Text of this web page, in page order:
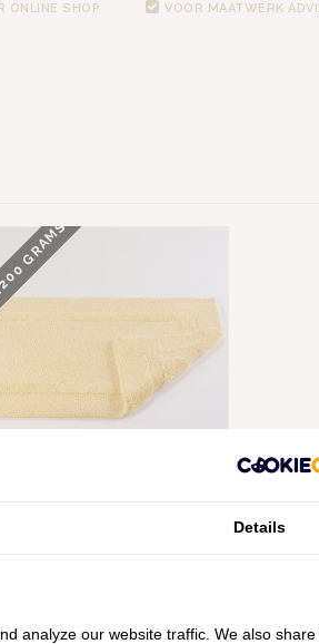
ONLINE SHOP VOOR MAATWERK
GRAMS
BADMATTEN POPCORN (803),
Details
analyze our website traffic. We also